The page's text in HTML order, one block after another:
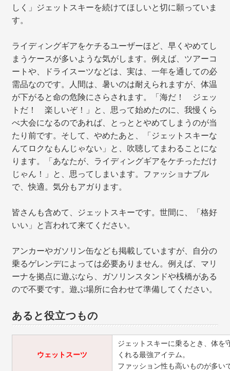
しく」ジェットスキーを続けてほしいと切に願っていま
す。
ライディングギアをケチるユーザーほど、早くやめてし
まうケースが多いような気がします。例えば、ツアーコ
ートや、ドライスーツなどは、実は、一年を通しての必
需品なのです。人間は、暑いのは耐えられますが、体温
が下がると命の危険にさらされます。「海だ！ ジェッ
トだ！ 楽しいぞ！」と、思って始めたのに、我慢くら
べ大会になるのであれば、とっととやめてしまうのが当
たり前です。そして、やめたあと、「ジェットスキーな
んてロクなもんじゃない」と、吹聴してまわることにな
ります。「あなたが、ライディングギアをケチっただけ
じゃん！」と、思ってしまいます。ファッショナブル
で、快適。気分もアガります。
皆さんも含めて、ジェットスキーです。世間に、「格好
いい」と言われて来てください。
アンカーやガソリン缶なども掲載していますが、自分の
乗るゲレンデによっては必要ありません。例えば、マリ
ーナを拠点に遊ぶなら、ガソリンスタンドや桟橋がある
ので不要です。遊ぶ場所に合わせて準備してください。
あると役立つもの
ウェットスーツ
ジェットスキーに乗るとき、体を
くれる最強アイテム。
ファッション性も高いものが多い